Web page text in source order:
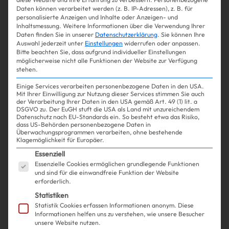
Diese Sonnenbrille von Miu Miu
stellt das Hype-Modell in
Schatten
Mehr lesen
Daten können verarbeitet werden (z. B. IP-Adressen), z. B. für
personalisierte Anzeigen und Inhalte oder Anzeigen- und
Inhaltsmessung. Weitere Informationen über die Verwendung Ihrer
Daten finden Sie in unserer Datenschutzerklärung. Sie können Ihre
Auswahl jederzeit unter Einstellungen widerrufen oder anpassen.
Bitte beachten Sie, dass aufgrund individueller Einstellungen
möglicherweise nicht alle Funktionen der Website zur Verfügung
stehen.
Einige Services verarbeiten personenbezogene Daten in den USA.
Mit Ihrer Einwilligung zur Nutzung dieser Services stimmen Sie auch
der Verarbeitung Ihrer Daten in den USA gemäß Art. 49 (1) lit. a
DSGVO zu. Der EuGH stuft die USA als Land mit unzureichendem
Datenschutz nach EU-Standards ein. So besteht etwa das Risiko,
dass US-Behörden personenbezogene Daten in
Überwachungsprogrammen verarbeiten, ohne bestehende
Klagemöglichkeit für Europäer.
Es folgt eine Liste der Service-Gruppen, für die
Essenziell
Essenzielle Cookies ermöglichen grundlegende Funktionen
und sind für die einwandfreie Funktion der Website
erforderlich.
Statistiken
Statistik Cookies erfassen Informationen anonym. Diese
Informationen helfen uns zu verstehen, wie unsere Besucher
unsere Website nutzen.